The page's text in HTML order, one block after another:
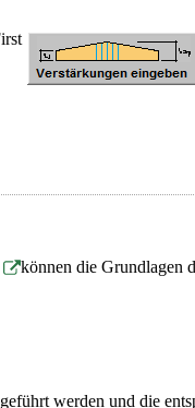
können die Grundlagen
werden und die